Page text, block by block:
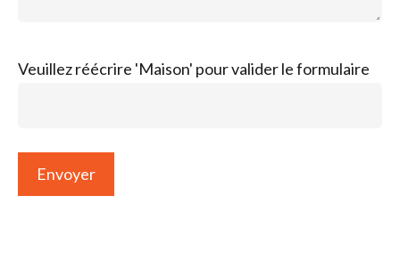
Veuillez réécrire 'Maison' pour valider le formulaire